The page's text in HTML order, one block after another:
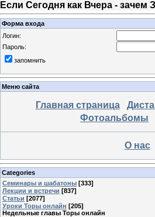
Если Сегодня как Вчера - зачем
Форма входа
Логин:
Пароль:
запомнить
Меню сайта
Главная страница
Фотоальбомы
О нас
Categories
Семинары и шабатоны [333]
Лекции и встречи [837]
Статьи [2077]
Уроки Торы онлайн [205]
Недельные главы Торы онлайн